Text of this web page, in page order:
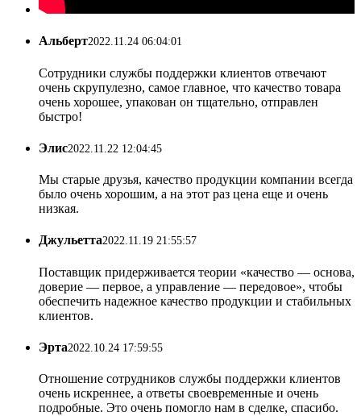
Альберт2022.11.24 06:04:01
Сотрудники службы поддержки клиентов отвечают
очень скрупулезно, самое главное, что качество товара
очень хорошее, упакован он тщательно, отправлен
быстро!
Элис2022.11.22 12:04:45
Мы старые друзья, качество продукции компании всегда
было очень хорошим, а на этот раз цена еще и очень
низкая.
Джульетта2022.11.19 21:55:57
Поставщик придерживается теории «качество — основа,
доверие — первое, а управление — передовое», чтобы
обеспечить надежное качество продукции и стабильных
клиентов.
Эрта2022.10.24 17:59:55
Отношение сотрудников службы поддержки клиентов
очень искреннее, а ответы своевременные и очень
подробные. Это очень помогло нам в сделке, спасибо.